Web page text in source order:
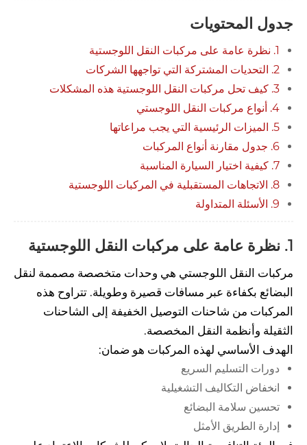
جدول المحتويات
1. نظرة عامة على مركبات النقل اللوجستية
2. التحديات المشتركة التي تواجهها الشركات
3. كيف تحل مركبات النقل اللوجستية هذه المشكلات
4. أنواع مركبات النقل اللوجستي
5. الميزات الرئيسية التي يجب مراعاتها
6. جدول مقارنة أنواع المركبات
7. كيفية اختيار السيارة المناسبة
8. الاتجاهات المستقبلية في المركبات اللوجستية
9. الأسئلة المتداولة
1. نظرة عامة على مركبات النقل اللوجستية
مركبات النقل اللوجستي هي وحدات متخصصة مصممة لنقل
البضائع بكفاءة عبر مسافات قصيرة وطويلة. تتراوح هذه
المركبات من شاحنات التوصيل الخفيفة إلى الشاحنات
الثقيلة وأنظمة النقل المخصصة.
الهدف الأساسي لهذه المركبات هو ضمان:
دورات التسليم السريع
انخفاض التكاليف التشغيلية
تحسين سلامة البضائع
إدارة الطريق الأمثل